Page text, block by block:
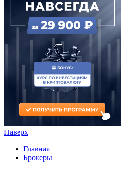
Наверх
Главная
Брокеры